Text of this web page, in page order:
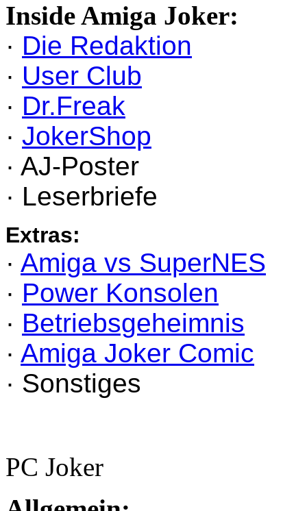
Inside Amiga Joker:
· Die Redaktion
· User Club
· Dr.Freak
· JokerShop
· AJ-Poster
· Leserbriefe
Extras:
· Amiga vs SuperNES
· Power Konsolen
· Betriebsgeheimnis
· Amiga Joker Comic
· Sonstiges
PC Joker